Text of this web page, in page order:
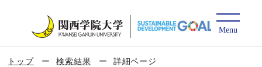
トップ 検索結果 詳細ページ